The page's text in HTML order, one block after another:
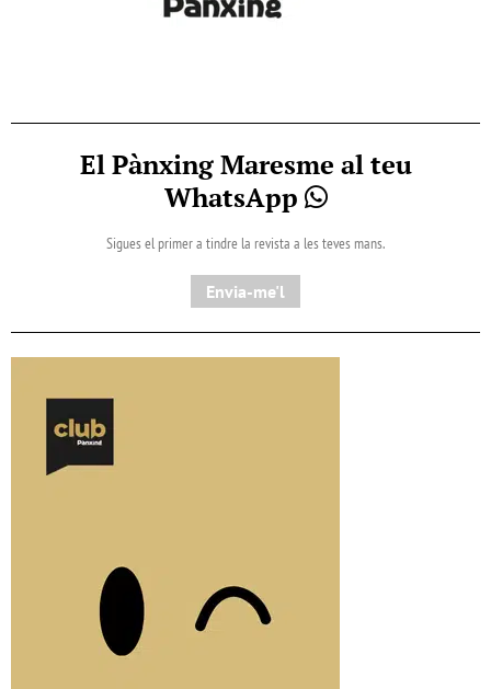
El Pànxing Maresme al teu
WhatsApp
Sigues el primer a tindre la revista a les teves mans.
Envia-me'l